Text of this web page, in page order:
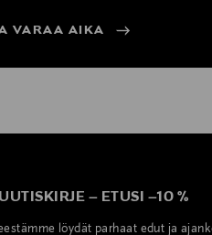
VARAA AIKA
– ETUSI –10 %
löydät parhaat edut ja